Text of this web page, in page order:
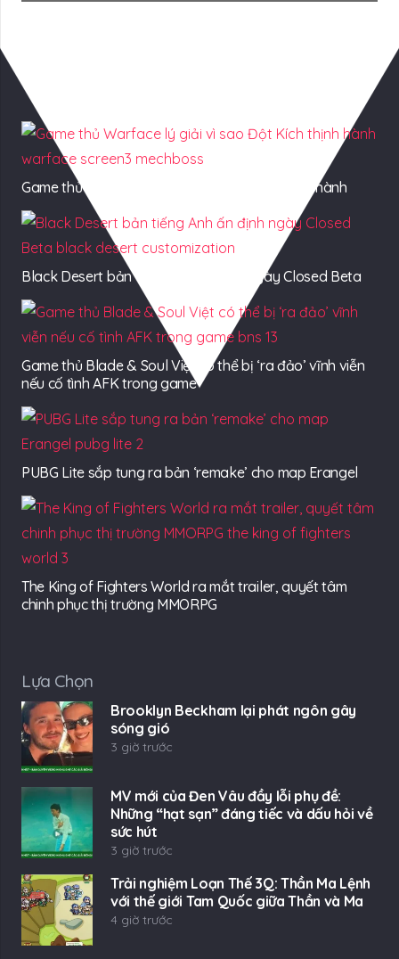
Game thủ Warface lý giải vì sao Đột Kích thịnh hành
Black Desert bản tiếng Anh ấn định ngày Closed Beta
Game thủ Blade & Soul Việt có thể bị ‘ra đảo’ vĩnh viễn
nếu cố tình AFK trong game
PUBG Lite sắp tung ra bản ‘remake’ cho map Erangel
The King of Fighters World ra mắt trailer, quyết tâm
chinh phục thị trường MMORPG
Lựa Chọn
Brooklyn Beckham lại phát ngôn gây
sóng gió
3 giờ trước
MV mới của Đen Vâu đầy lỗi phụ đề:
Những “hạt sạn” đáng tiếc và dấu hỏi về
sức hút
3 giờ trước
Trải nghiệm Loạn Thế 3Q: Thần Ma Lệnh
với thế giới Tam Quốc giữa Thần và Ma
4 giờ trước